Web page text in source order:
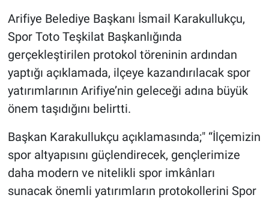
Arifiye Belediye Başkanı İsmail Karakullukçu,
Spor Toto Teşkilat Başkanlığında
gerçekleştirilen protokol töreninin ardından
yaptığı açıklamada, ilçeye kazandırılacak spor
yatırımlarının Arifiye’nin geleceği adına büyük
önem taşıdığını belirtti.
Başkan Karakullukçu açıklamasında;" “İlçemizin
spor altyapısını güçlendirecek, gençlerimize
daha modern ve nitelikli spor imkânları
sunacak önemli yatırımların protokollerini Spor